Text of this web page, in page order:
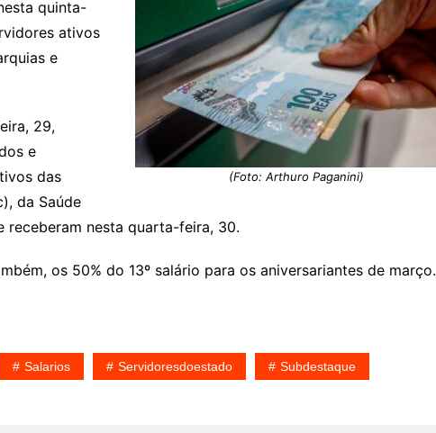
(Foto: Arthuro Paganini)
quinta-
ativos
e
29,
e
das
da Saúde
receberam nesta quarta-feira, 30.
os 50% do 13º salário para os aniversariantes de março.
Salarios Servidoresdoestado Subdestaque